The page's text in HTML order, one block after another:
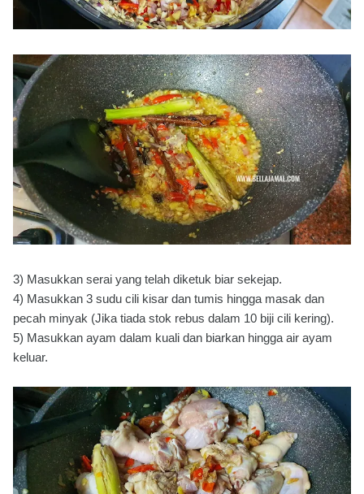
3) Masukkan serai yang telah diketuk biar sekejap.
4) Masukkan 3 sudu cili kisar dan tumis hingga masak dan
pecah minyak (Jika tiada stok rebus dalam 10 biji cili kering).
5) Masukkan ayam dalam kuali dan biarkan hingga air ayam
keluar.